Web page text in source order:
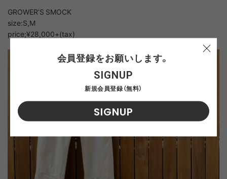
GROWER’S SMOCK
size:S,M
price;¥28,000+(tax)
会員登録をお願いします。
SIGNUP
新規会員登録（無料）
SIGNUP